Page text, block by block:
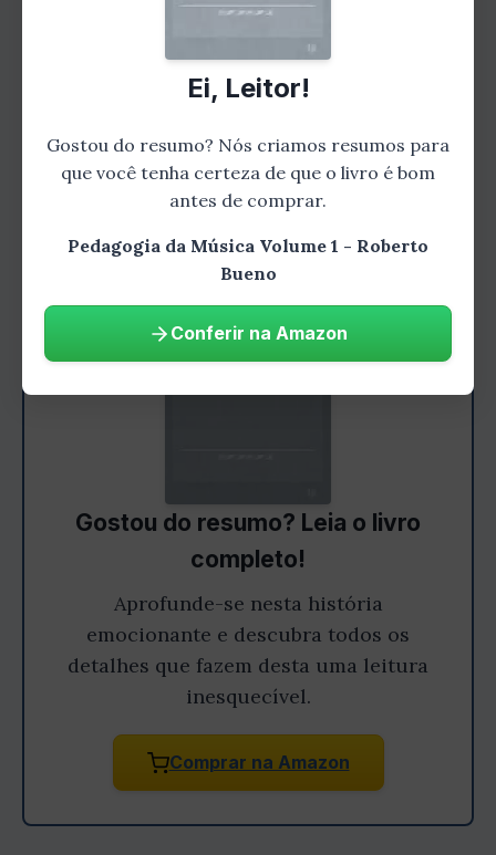
crianças a desenvolver suas habilidades
musicais. Ele também discute a importância
podem motivar as crianças a praticar.
Gostou do resumo? Leia o livro
completo!
Aprofunde-se nesta história
emocionante e descubra todos os
detalhes que fazem desta uma leitura
inesquecível.
Comprar na Amazon
Ei, Leitor!
Gostou do resumo? Nós criamos resumos para
que você tenha certeza de que o livro é bom
antes de comprar.
Pedagogia da Música Volume 1 - Roberto
Bueno
Conferir na Amazon